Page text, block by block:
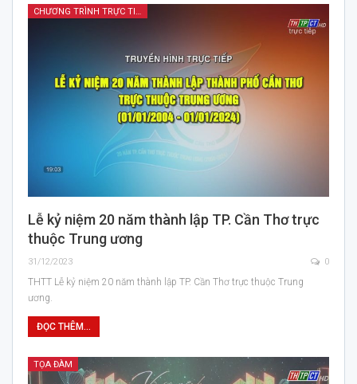
CHƯƠNG TRÌNH TRỰC TIẾP
Lễ kỷ niệm 20 năm thành lập TP. Cần Thơ trực
thuộc Trung ương
31/12/2023 0
THTT Lễ kỷ niệm 20 năm thành lập TP. Cần Thơ trực thuộc Trung
ương.
ĐỌC THÊM...
TỌA ĐÀM